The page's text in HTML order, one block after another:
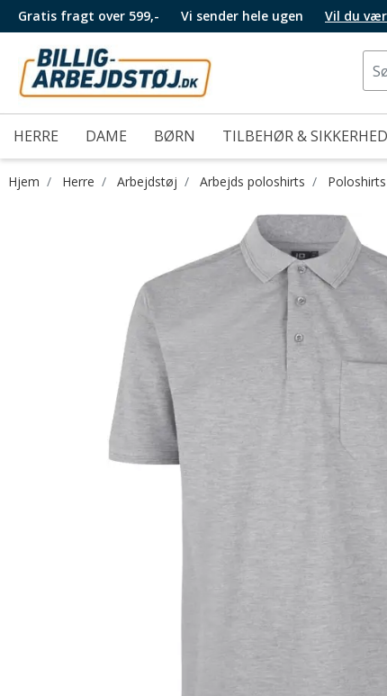
Gratis fragt over 599,- Vi sender hele ugen Vil du
HERRE DAME BØRN TILBEHØR & SIKKERHED
Hjem Herre Arbejdstøj Arbejds poloshirts